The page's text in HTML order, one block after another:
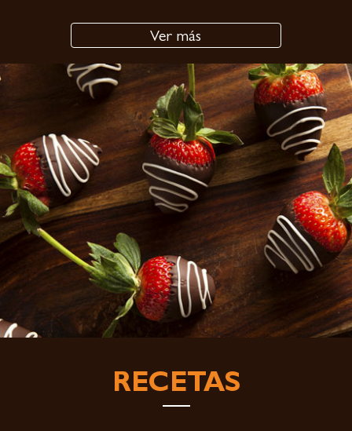
Ver más
RECETAS